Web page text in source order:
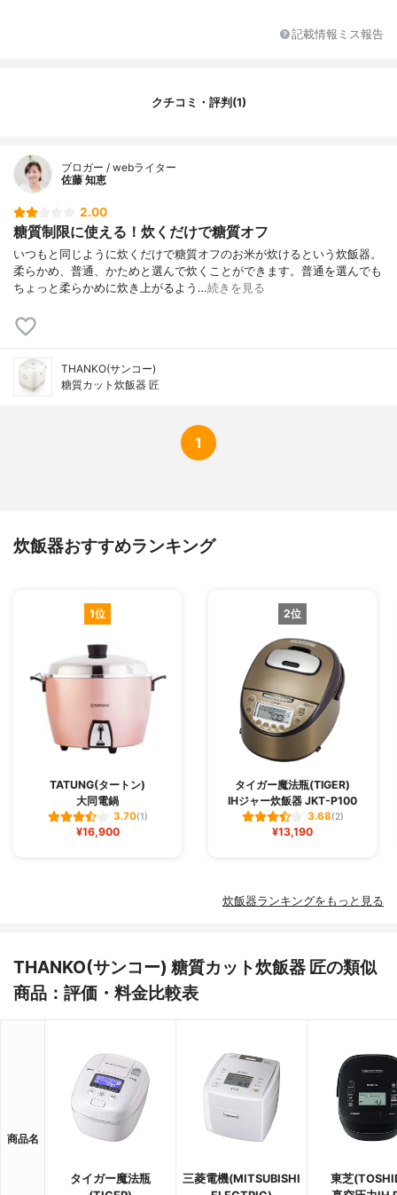
記載情報ミス報告
クチコミ・評判(1)
ブロガー / webライター
佐藤 知恵
2.00
糖質制限に使える！炊くだけで糖質オフ
いつもと同じように炊くだけで糖質オフのお米が炊けるという炊飯器。
柔らかめ、普通、かためと選んで炊くことができます。普通を選んでも
ちょっと柔らかめに炊き上がるよう…続きを見る
THANKO(サンコー)
糖質カット炊飯器 匠
1
炊飯器おすすめランキング
1位
TATUNG(タートン)
大同電鍋
3.70(1)
¥16,900
2位
タイガー魔法瓶(TIGER)
IHジャー炊飯器 JKT-P100
3.68(2)
¥13,190
炊飯器ランキングをもっと見る
THANKO(サンコー) 糖質カット炊飯器 匠の類似
商品：評価・料金比較表
商品名
タイガー魔法瓶
三菱電機(MITSUBISHI
東芝